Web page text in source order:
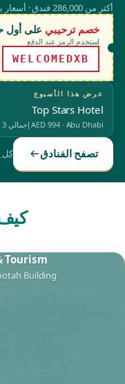
أكثر من 286,000 فندق · أسعار بالدرهم · الضرائب مشمولة
خصم ترحيبي على أول
استخدم الرمز عند الدفع
WELCOMEDXB
عرض هذا الأسبوع
Top Stars Hotel
Abu Dhabi
·
AED 994إجمالي 3 ليالٍ
تصفح الفنادق كل
Tourism
Building